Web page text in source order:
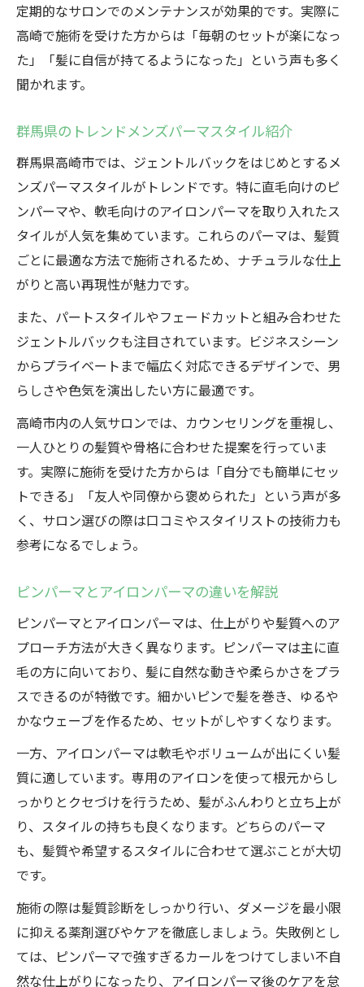
定期的なサロンでのメンテナンスが効果的です。実際に
高崎で施術を受けた方からは「毎朝のセットが楽になっ
た」「髪に自信が持てるようになった」という声も多く
聞かれます。
群馬県のトレンドメンズパーマスタイル紹介
群馬県高崎市では、ジェントルバックをはじめとするメ
ンズパーマスタイルがトレンドです。特に直毛向けのピ
ンパーマや、軟毛向けのアイロンパーマを取り入れたス
タイルが人気を集めています。これらのパーマは、髪質
ごとに最適な方法で施術されるため、ナチュラルな仕上
がりと高い再現性が魅力です。
また、パートスタイルやフェードカットと組み合わせた
ジェントルバックも注目されています。ビジネスシーン
からプライベートまで幅広く対応できるデザインで、男
らしさや色気を演出したい方に最適です。
高崎市内の人気サロンでは、カウンセリングを重視し、
一人ひとりの髪質や骨格に合わせた提案を行っていま
す。実際に施術を受けた方からは「自分でも簡単にセッ
トできる」「友人や同僚から褒められた」という声が多
く、サロン選びの際は口コミやスタイリストの技術力も
参考になるでしょう。
ピンパーマとアイロンパーマの違いを解説
ピンパーマとアイロンパーマは、仕上がりや髪質へのア
プローチ方法が大きく異なります。ピンパーマは主に直
毛の方に向いており、髪に自然な動きや柔らかさをプラ
スできるのが特徴です。細かいピンで髪を巻き、ゆるや
かなウェーブを作るため、セットがしやすくなります。
一方、アイロンパーマは軟毛やボリュームが出にくい髪
質に適しています。専用のアイロンを使って根元からし
っかりとクセづけを行うため、髪がふんわりと立ち上が
り、スタイルの持ちも良くなります。どちらのパーマ
も、髪質や希望するスタイルに合わせて選ぶことが大切
です。
施術の際は髪質診断をしっかり行い、ダメージを最小限
に抑える薬剤選びやケアを徹底しましょう。失敗例とし
ては、ピンパーマで強すぎるカールをつけてしまい不自
然な仕上がりになったり、アイロンパーマ後のケアを怠